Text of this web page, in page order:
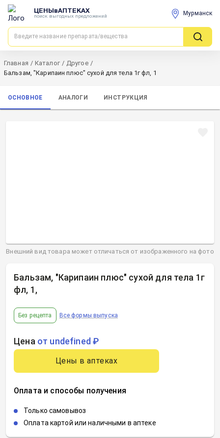
ЦЕНЫвАПТЕКАХ
поиск выгодных предложений Мурманск
Главная / Каталог / Другое /
Бальзам, "Карипаин плюс" сухой для тела 1г фл, 1
ОСНОВНОЕ АНАЛОГИ ИНСТРУКЦИЯ
Бальзам, "Карипаин плюс" сухой для тела 1г
фл, 1 ,
Без рецепта Все формы выпуска
Цена от undefined ₽
Цены в аптеках
Оплата и способы получения
Только самовывоз
Оплата картой или наличными в аптеке
Внешний вид товара может отличаться от изображенного на фото